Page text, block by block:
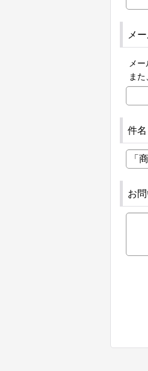
メ
メ
ま
件名
お